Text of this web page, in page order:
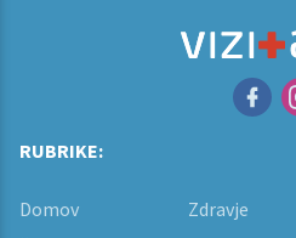
RUBRIKE:
Domov Zdravje